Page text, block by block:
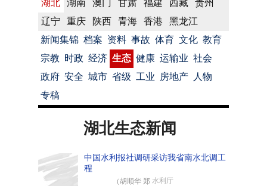
湖北
湖南 澳门 甘肃 福建 西藏
贵州
辽宁
重庆 陕西 青海 香港
黑龙江
新闻集锦 档案 资料 事故 体育 文化 教育
宗教 时政 经济 生态 健康 运输业 社会
政府 安全 城市 省级 工业 房地产
人物
专稿
湖北生态新闻
中国水利报社调研采访我省南水北调工
程
（胡顺华 郑 水利厅